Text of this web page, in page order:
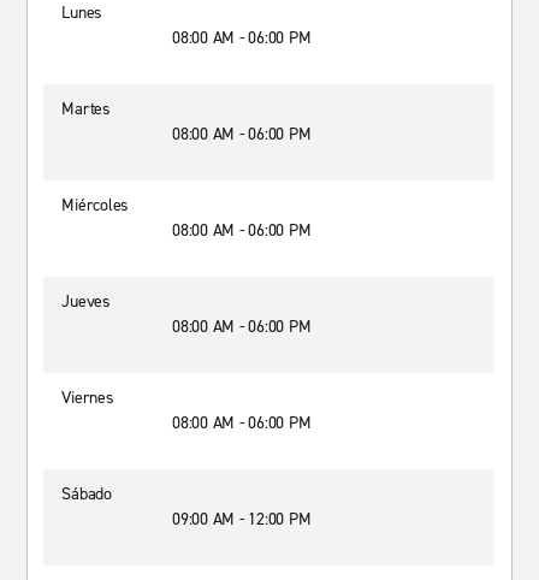
Lunes
08:00 AM - 06:00 PM
Martes
08:00 AM - 06:00 PM
Miércoles
08:00 AM - 06:00 PM
Jueves
08:00 AM - 06:00 PM
Viernes
08:00 AM - 06:00 PM
Sábado
09:00 AM - 12:00 PM